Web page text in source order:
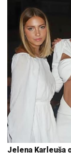
Jelena Karleuša